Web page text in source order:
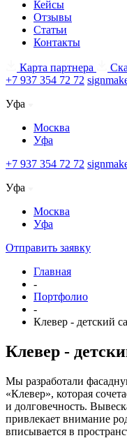
Кейсы
Отзывы
Статьи
Контакты
Карта партнера
+7 937 354 72 72
Уфа
Москва
Уфа
+7 937 354 72 72
Уфа
Москва
Уфа
Отправить заявку
Главная
-
Портфолио
-
Клевер - детский
Клевер -
Мы разработали
«Клевер», которая
и долговечность.
привлекает внимание
вписывается в